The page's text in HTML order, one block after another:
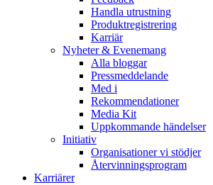
Handla utrustning
Produktregistrering
Karriär
Nyheter & Evenemang
Alla bloggar
Pressmeddelande
Med i
Rekommendationer
Media Kit
Uppkommande händelser
Initiativ
Organisationer vi stödjer
Återvinningsprogram
Karriärer